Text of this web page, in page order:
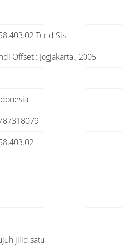
Tur d Sis
Offset : Jogjakarta., 2005
jilid satu